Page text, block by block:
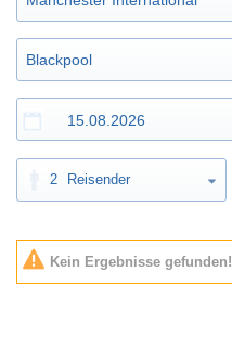
2 Reisender
Kein Ergebnisse gefunden!